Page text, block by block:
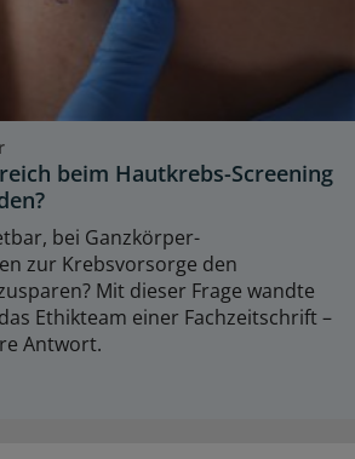
beim Hautkrebs-Screening
bei Ganzkörper-
zur Krebsvorsorge den
Mit dieser Frage wandte
Ethikteam einer Fachzeitschrift –
Antwort.